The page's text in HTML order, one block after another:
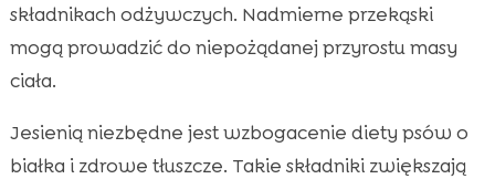
składnikach odżywczych. Nadmierne przekąski
mogą prowadzić do niepożądanej przyrostu masy
ciała.
Jesienią niezbędne jest wzbogacenie diety psów o
białka i zdrowe tłuszcze. Takie składniki zwiększają